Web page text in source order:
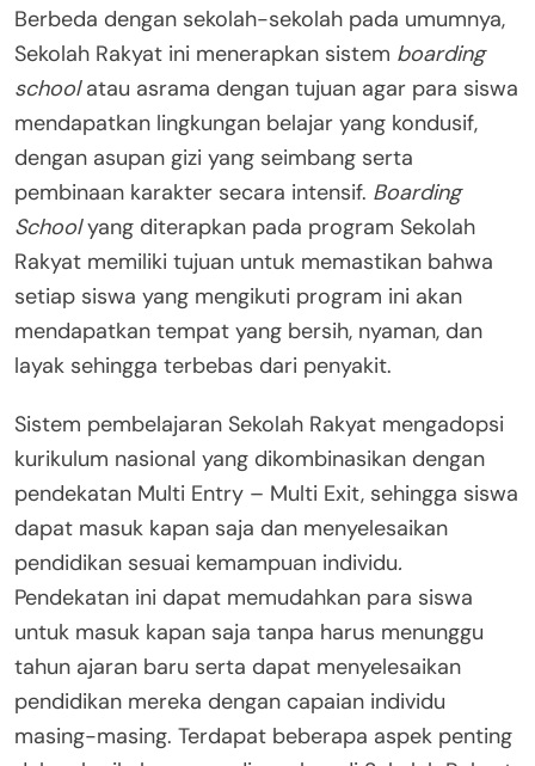
Berbeda dengan sekolah-sekolah pada umumnya,
Sekolah Rakyat ini menerapkan sistem boarding
schoolatau asrama dengan tujuan agar para siswa
mendapatkan lingkungan belajar yang kondusif,
dengan asupan gizi yang seimbang serta
pembinaan karakter secara intensif. Boarding
Schoolyang diterapkan pada program Sekolah
Rakyat memiliki tujuan untuk memastikan bahwa
setiap siswa yang mengikuti program ini akan
mendapatkan tempat yang bersih, nyaman, dan
layak sehingga terbebas dari penyakit.
Sistem pembelajaran Sekolah Rakyat mengadopsi
kurikulum nasional yang dikombinasikan dengan
pendekatan Multi Entry – Multi Exit, sehingga siswa
dapat masuk kapan saja dan menyelesaikan
pendidikan sesuai kemampuan individu.
Pendekatan ini dapat memudahkan para siswa
untuk masuk kapan saja tanpa harus menunggu
tahun ajaran baru serta dapat menyelesaikan
pendidikan mereka dengan capaian individu
masing-masing. Terdapat beberapa aspek penting